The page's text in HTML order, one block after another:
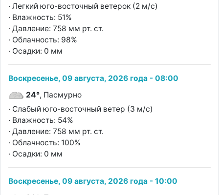
· Легкий юго-восточный ветерок (2 м/с)
· Влажность: 51%
· Давление: 758 мм рт. ст.
· Облачность: 98%
· Осадки: 0 мм
Воскресенье, 09 августа, 2026 года - 08:00
24°, Пасмурно
· Слабый юго-восточный ветер (3 м/с)
· Влажность: 54%
· Давление: 758 мм рт. ст.
· Облачность: 100%
· Осадки: 0 мм
Воскресенье, 09 августа, 2026 года - 10:00